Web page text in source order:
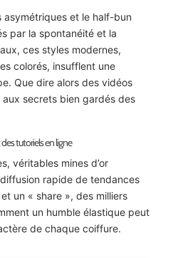
asymétriques et le half-bun
par la spontanéité et la
ces styles modernes,
colorés, insufflent une
Que dire alors des vidéos
secrets bien gardés des
tutoriels en ligne
véritables mines d’or
rapide de tendances
un « share », des milliers
un humble élastique peut
de chaque coiffure.